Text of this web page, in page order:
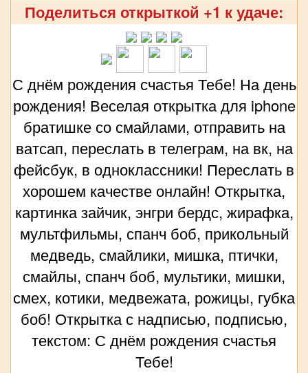
Поделиться открыткой +1 к удаче:
С днём рождения счастья Тебе! На день
рождения! Веселая открытка для iphone
братишке со смайлами, отправить на
ватсап, переслать в телеграм, на вк, на
фейсбук, в одноклассники! Переслать в
хорошем качестве онлайн! Открытка,
картинка зайчик, энгри бердс, жирафка,
мультфильмы, спанч боб, прикольный
медведь, смайлики, мишка, птички,
смайлы, спанч боб, мультики, мишки,
смех, котики, медвежата, рожицы, губка
боб! Открытка с надписью, подписью,
текстом: С днём рождения счастья
Тебе!